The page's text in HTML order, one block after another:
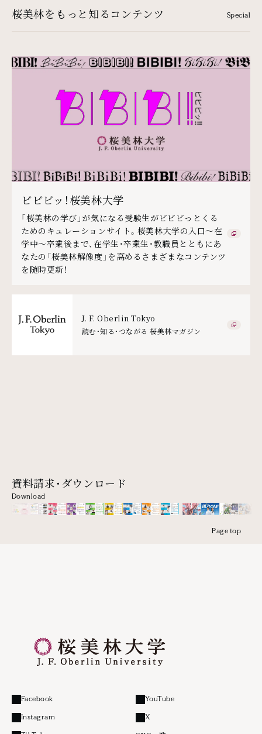
桜美林をもっと知るコンテンツ Special
ビビビッ！桜美林大学
「桜美林の学び」が気になる受験生がビビビっとくる
ためのキュレーションサイト。桜美林大学の入口～在
学中～卒業後まで、在学生・卒業生・教職員とともにあ
なたの「桜美林解像度」を高めるさまざまなコンテンツ
を随時更新！
J. F. Oberlin Tokyo
読む・知る・つながる 桜美林マガジン
資料請求・ダウンロード
Download
Page top
Facebook
外部リンク
YouTube
外部リンク
Instagram
外部リンク
X
外部リンク